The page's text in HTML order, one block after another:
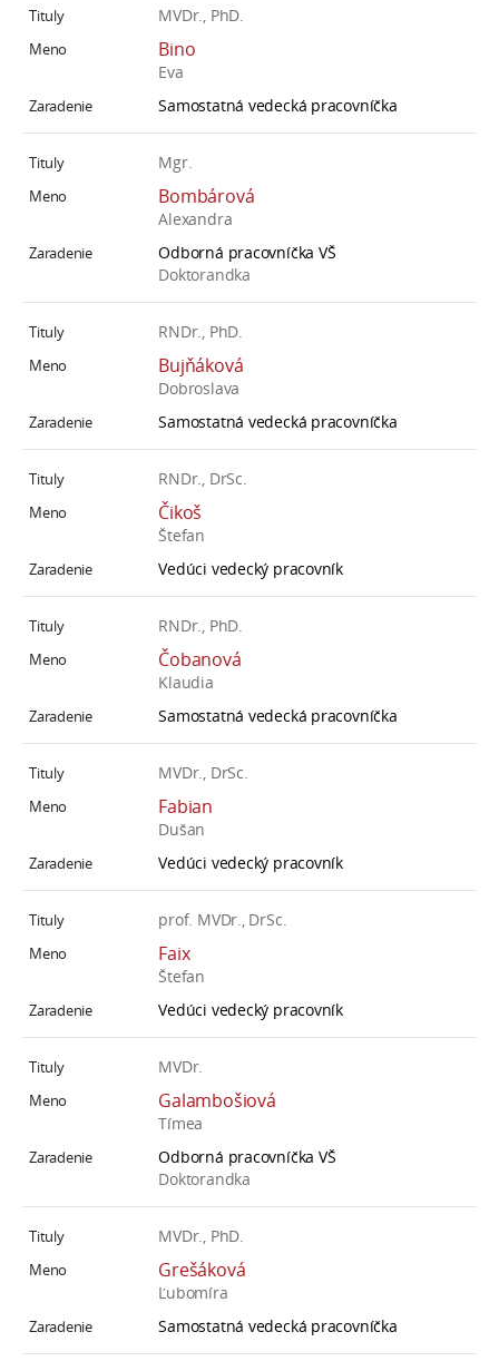
MVDr., PhD.
Bino
Eva
Samostatná vedecká pracovníčka
Mgr.
Bombárová
Alexandra
Odborná pracovníčka VŠ
Doktorandka
RNDr., PhD.
Bujňáková
Dobroslava
Samostatná vedecká pracovníčka
RNDr., DrSc.
Čikoš
Štefan
Vedúci vedecký pracovník
RNDr., PhD.
Čobanová
Klaudia
Samostatná vedecká pracovníčka
MVDr., DrSc.
Fabian
Dušan
Vedúci vedecký pracovník
prof. MVDr., DrSc.
Faix
Štefan
Vedúci vedecký pracovník
MVDr.
Galambošiová
Tímea
Odborná pracovníčka VŠ
Doktorandka
MVDr., PhD.
Grešáková
Ľubomíra
Samostatná vedecká pracovníčka